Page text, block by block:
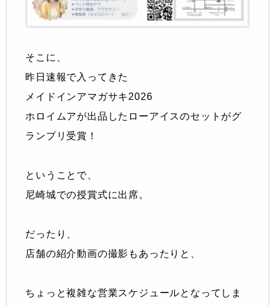
そこに、
昨日速報で入ってきた
メイドインアマガサキ2026
ホロイムアが出品したローアイスのセットがグ
ランプリ受賞！
ということで、
尼崎城での授賞式に出席。
だったり、
店舗の紹介動画の撮影もあったりと、
ちょっと複雑な営業スケジュールとなってしま